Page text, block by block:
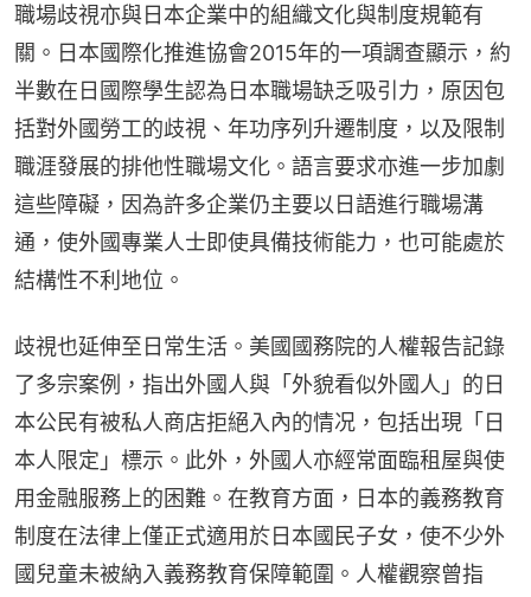
職場歧視亦與日本企業中的組織文化與制度規範有
關。日本國際化推進協會2015年的一項調查顯示，約
半數在日國際學生認為日本職場缺乏吸引力，原因包
括對外國勞工的歧視、年功序列升遷制度，以及限制
職涯發展的排他性職場文化。語言要求亦進一步加劇
這些障礙，因為許多企業仍主要以日語進行職場溝
通，使外國專業人士即使具備技術能力，也可能處於
結構性不利地位。
歧視也延伸至日常生活。美國國務院的人權報告記錄
了多宗案例，指出外國人與「外貌看似外國人」的日
本公民有被私人商店拒絕入內的情况，包括出現「日
本人限定」標示。此外，外國人亦經常面臨租屋與使
用金融服務上的困難。在教育方面，日本的義務教育
制度在法律上僅正式適用於日本國民子女，使不少外
國兒童未被納入義務教育保障範圍。人權觀察曾指